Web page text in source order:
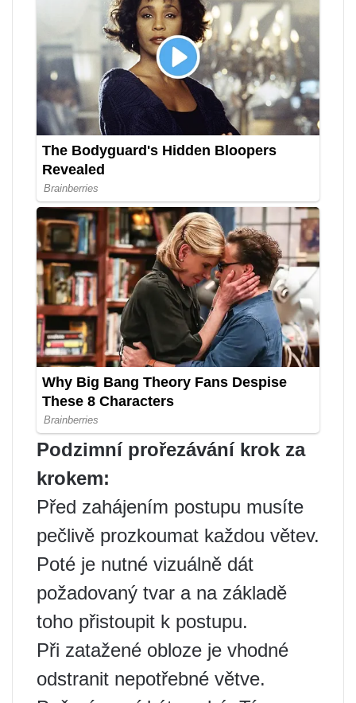
Podzimní prořezávání krok za
krokem:
Před zahájením postupu musíte
pečlivě prozkoumat každou větev.
Poté je nutné vizuálně dát
požadovaný tvar a na základě
toho přistoupit k postupu.
Při zatažené obloze je vhodné
odstranit nepotřebné větve.